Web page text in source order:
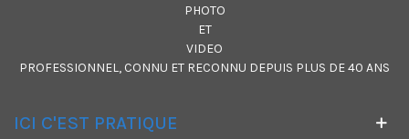
PHOTO
ET
VIDEO
PROFESSIONNEL, CONNU ET RECONNU DEPUIS PLUS DE 40 ANS
ICI C'EST PRATIQUE